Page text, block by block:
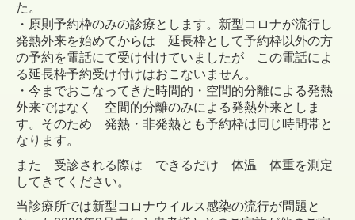
た。
・原則予約枠のみの診療とします。新型コロナが流行し
発熱外来を始めてからは 延長枠として予約枠以外の方
の予約を電話にて受け付けていましたが この電話によ
る延長枠予約受け付けはおこないません。
・今までおこなってきた時間的・空間的分離による発熱
外来ではなく 空間的分離のみによる発熱外来としま
す。そのため 発熱・非発熱とも予約枠は同じ時間帯と
なります。
また 受診される際は できるだけ 体温 体重を測定
してきてください。
当診療所では新型コロナウイルス感染の流行が問題と